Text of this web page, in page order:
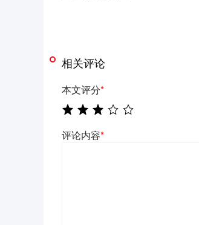
相关评论
本文评分*
评论内容*